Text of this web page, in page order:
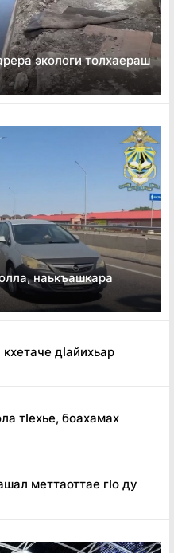
экологи толхаераш
наькъашкара
дӏайихьар
тӏехье, боахамах
меттаоттае гӏо ду